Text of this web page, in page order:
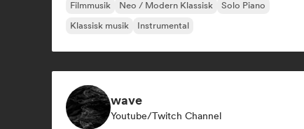
Filmmusik Neo / Modern Klassisk
Solo Piano
Klassisk musik
Instrumental
wave
Youtube/Twitch Channel